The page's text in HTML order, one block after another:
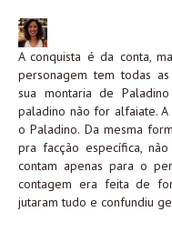
A conquista é da conta,
personagem tem todas
sua montaria de
paladino não for alfaiate.
o Paladino. Da mesma
pra facção específica,
contam apenas para o
contagem era feita de
jutaram tudo e confundiu